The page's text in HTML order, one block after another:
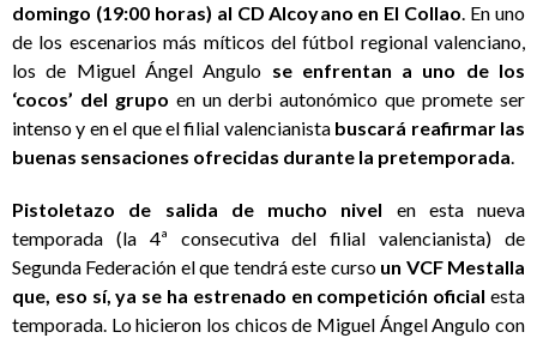
domingo (19:00 horas) al CD Alcoyano en El Collao. En uno
de los escenarios más míticos del fútbol regional valenciano,
los de Miguel Ángel Angulo se enfrentan a uno de los
‘cocos’ del grupo en un derbi autonómico que promete ser
intenso y en el que el filial valencianista buscará reafirmar las
buenas sensaciones ofrecidas durante la pretemporada.
Pistoletazo de salida de mucho nivel en esta nueva
temporada (la 4ª consecutiva del filial valencianista) de
Segunda Federación el que tendrá este curso un VCF Mestalla
que, eso sí, ya se ha estrenado en competición oficial esta
temporada. Lo hicieron los chicos de Miguel Ángel Angulo con